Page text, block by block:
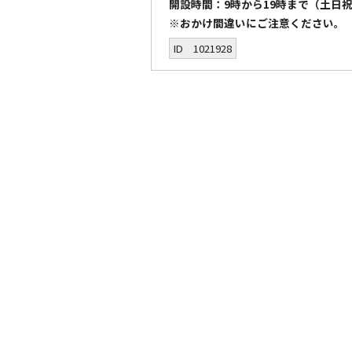
開設時間：9時から19時まで（土日祝
※おかけ間違いにご注意ください。
ID 1021928